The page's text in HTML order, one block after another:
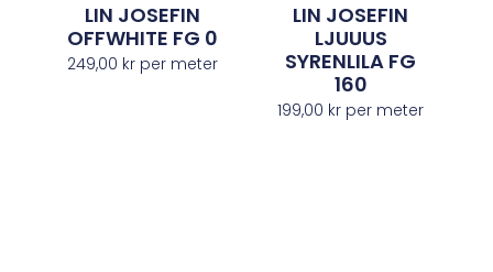
LIN JOSEFIN
OFFWHITE FG 0
249,00 krper meter
LIN JOSEFIN
LJUUUS
SYRENLILA FG
160
199,00 kr per meter